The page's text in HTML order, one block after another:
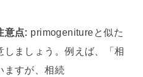
意点: primogenitureと似た
しましょう。例えば、「相
ますが、相続